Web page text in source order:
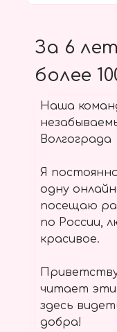
За 6
более
Наша
Волгограда
Я
одну
посещаю
по России,
красивое.
читает
здесь
добра!